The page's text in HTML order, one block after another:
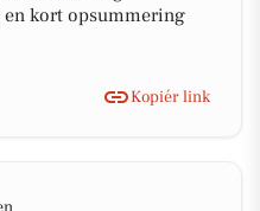
en kort opsummering
Kopiér link